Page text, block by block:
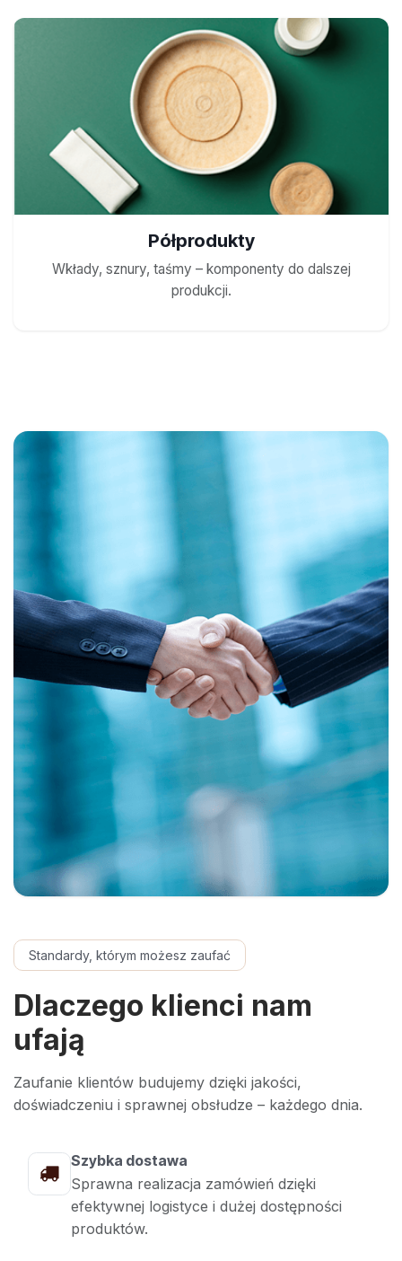
Półprodukty
Wkłady, sznury, taśmy – komponenty do dalszej
produkcji.
Standardy, którym możesz zaufać
Dlaczego klienci nam
ufają
Zaufanie klientów budujemy dzięki jakości,
doświadczeniu i sprawnej obsłudze – każdego dnia.
Szybka dostawa
Sprawna realizacja zamówień dzięki
efektywnej logistyce i dużej dostępności
produktów.